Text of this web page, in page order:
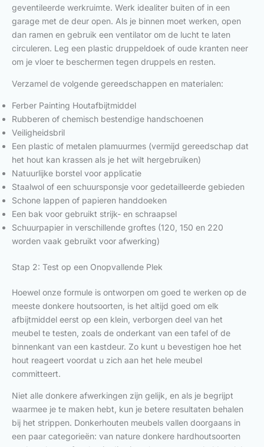
geventileerde werkruimte. Werk idealiter buiten of in een
garage met de deur open. Als je binnen moet werken, open
dan ramen en gebruik een ventilator om de lucht te laten
circuleren. Leg een plastic druppeldoek of oude kranten neer
om je vloer te beschermen tegen druppels en resten.
Verzamel de volgende gereedschappen en materialen:
Ferber Painting Houtafbijtmiddel
Rubberen of chemisch bestendige handschoenen
Veiligheidsbril
Een plastic of metalen plamuurmes (vermijd gereedschap dat
het hout kan krassen als je het wilt hergebruiken)
Natuurlijke borstel voor applicatie
Staalwol of een schuursponsje voor gedetailleerde gebieden
Schone lappen of papieren handdoeken
Een bak voor gebruikt strijk- en schraapsel
Schuurpapier in verschillende groftes (120, 150 en 220
worden vaak gebruikt voor afwerking)
Stap 2: Test op een Onopvallende Plek
Hoewel onze formule is ontworpen om goed te werken op de
meeste donkere houtsoorten, is het altijd goed om elk
afbijtmiddel eerst op een klein, verborgen deel van het
meubel te testen, zoals de onderkant van een tafel of de
binnenkant van een kastdeur. Zo kunt u bevestigen hoe het
hout reageert voordat u zich aan het hele meubel
committeert.
Niet alle donkere afwerkingen zijn gelijk, en als je begrijpt
waarmee je te maken hebt, kun je betere resultaten behalen
bij het strippen. Donkerhouten meubels vallen doorgaans in
een paar categorieën: van nature donkere hardhoutsoorten